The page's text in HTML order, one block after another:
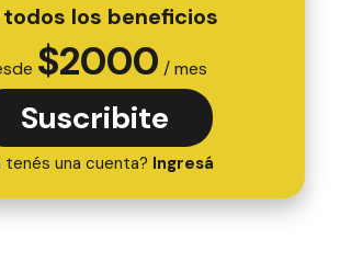
los beneficios
$2000 / mes
Suscribite
tenés una cuenta? Ingresá